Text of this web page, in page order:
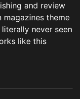
and review
theme
never seen
like this